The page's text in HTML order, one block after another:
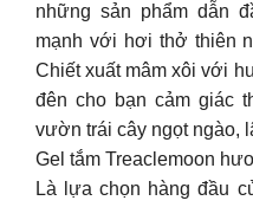
những sản phẩm dẫn
mạnh với hơi thở thiên
Chiết xuất mâm xôi với
đên cho bạn cảm giác
vườn trái cây ngọt ngào,
Gel tắm Treaclemoon
Là lựa chọn hàng đầu